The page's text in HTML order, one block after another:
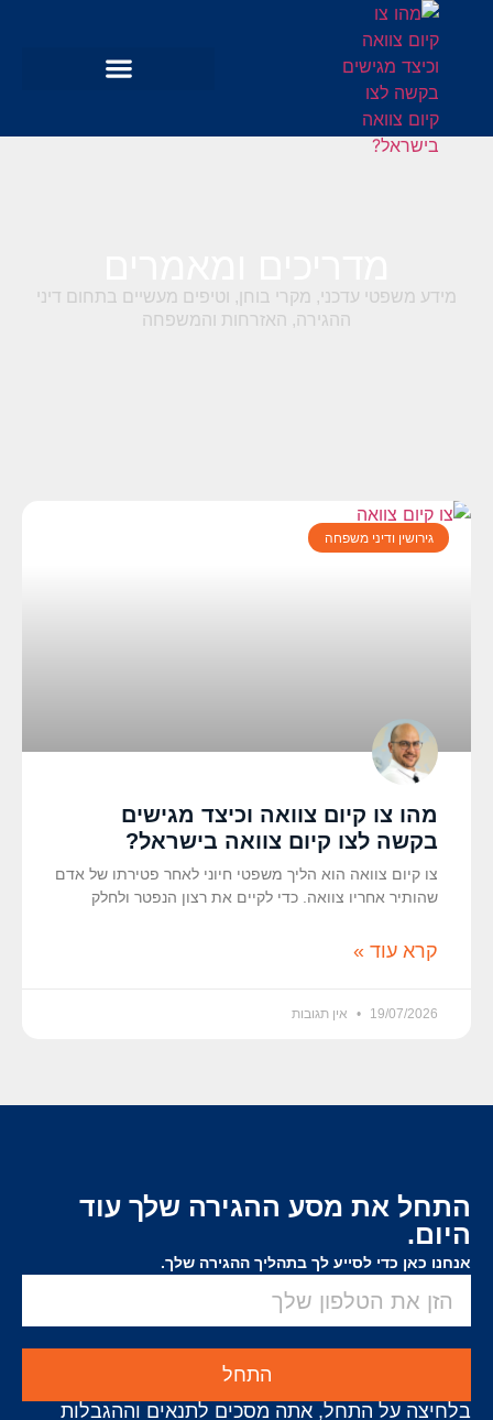
מידע משפטי עדכני, מקרי בוחן, וטיפים מעשיים בתחום דיני
ההגירה, האזרחות והמשפחה
גירושין ודיני משפחה
מהו צו קיום צוואה וכיצד מגישים
בקשה לצו קיום צוואה בישראל?
צו קיום צוואה הוא הליך משפטי חיוני לאחר פטירתו של אדם
שהותיר אחריו צוואה. כדי לקיים את רצון הנפטר ולחלק
קרא עוד »
19/07/2026 אין תגובות
התחל את מסע ההגירה שלך עוד
היום.
אנחנו כאן כדי לסייע לך בתהליך ההגירה שלך.
התחל
בלחיצה על התחל, אתה מסכים לתנאים וההגבלות